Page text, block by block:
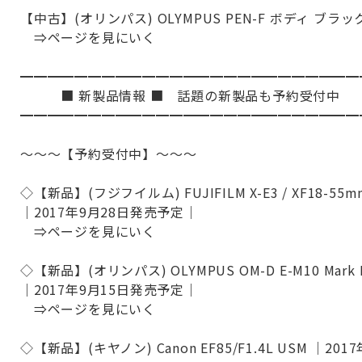
【中古】(オリンパス) OLYMPUS PEN-F ボディ ブラッ
⇒ページを見にいく
■ 新製品情報 ■ 話題の新製品も予約受付中
～～～【予約受付中】～～～
◇【新品】(フジフイルム) FUJIFILM X-E3 / XF18-
｜2017年9月28日発売予定｜
⇒ページを見にいく
◇【新品】(オリンパス) OLYMPUS OM-D E-M10 Mark
｜2017年9月15日発売予定｜
⇒ページを見にいく
◇【新品】(キヤノン) Canon EF85/F1.4L USM ｜2017